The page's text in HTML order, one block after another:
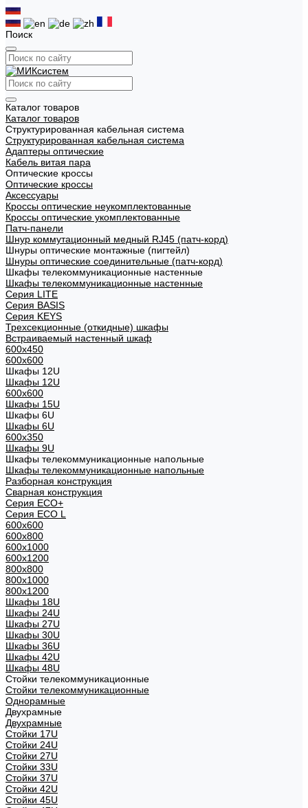
Поиск
Каталог товаров
Каталог товаров
Структурированная кабельная система
Структурированная кабельная система
Адаптеры оптические
Кабель витая пара
Оптические кроссы
Оптические кроссы
Аксессуары
Кроссы оптические неукомплектованные
Кроссы оптические укомплектованные
Патч-панели
Шнур коммутационный медный RJ45 (патч-корд)
Шнуры оптические монтажные (пигтейл)
Шнуры оптические соединительные (патч-корд)
Шкафы телекоммуникационные настенные
Шкафы телекоммуникационные настенные
Cерия LITE
Cерия BASIS
Cерия KEYS
Трехсекционные (откидные) шкафы
Встраиваемый настенный шкаф
600x450
600x600
Шкафы 12U
Шкафы 12U
600x600
Шкафы 15U
Шкафы 6U
Шкафы 6U
600x350
Шкафы 9U
Шкафы телекоммуникационные напольные
Шкафы телекоммуникационные напольные
Разборная конструкция
Сварная конструкция
Серия ECO+
Серия ECO L
600x600
600x800
600х1000
600х1200
800x800
800х1000
800х1200
Шкафы 18U
Шкафы 24U
Шкафы 27U
Шкафы 30U
Шкафы 36U
Шкафы 42U
Шкафы 48U
Стойки телекоммуникационные
Стойки телекоммуникационные
Однорамные
Двухрамные
Двухрамные
Стойки 17U
Стойки 24U
Стойки 27U
Стойки 33U
Стойки 37U
Стойки 42U
Стойки 45U